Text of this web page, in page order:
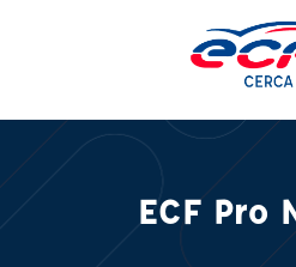
ECF Pro